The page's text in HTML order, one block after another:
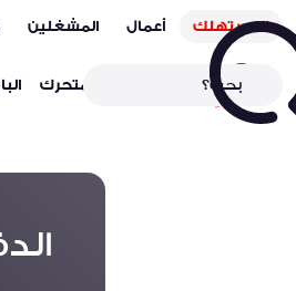
المستهلك أعمال المشغلين
باقات الهاتف المتحرك